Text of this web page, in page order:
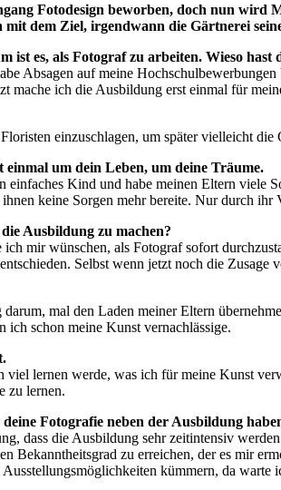
Fotodesign beworben, doch nun wird
mit dem Ziel, irgendwann die Gärtnerei
ist es, als Fotograf zu arbeiten. Wieso
Absagen auf meine
mache ich die Ausbildung erst einmal für
einzuschlagen, um später vielleicht
einmal um dein Leben, um deine Träume.
einfaches Kind und habe meinen Eltern viele
keine Sorgen mehr bereite. Nur durch
Ausbildung zu machen?
mir wünschen, als Fotograf sofort
Selbst wenn jetzt noch die
mal den Laden meiner Eltern
ich schon meine Kunst vernachlässige.
viel lernen werde, was ich für meine Kunst
zu lernen.
Fotografie neben der Ausbildung
dass die Ausbildung sehr zeitintensiv
Bekanntheitsgrad zu erreichen, der es mir
kümmern, da warte